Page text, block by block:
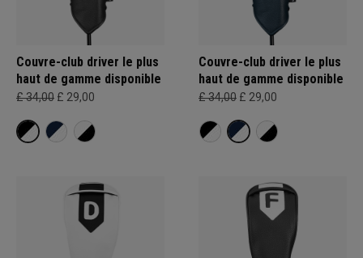
Couvre-club driver le plus
haut de gamme disponible
£ 34,00 £ 29,00
Couvre-club driver le plus
haut de gamme disponible
£ 34,00 £ 29,00